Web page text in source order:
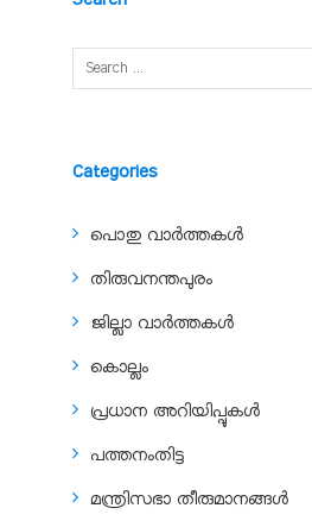
Categories
പൊതു വാർത്തകൾ
തിരുവനന്തപുരം
ജില്ലാ വാർത്തകൾ
കൊല്ലം
പ്രധാന അറിയിപ്പുകൾ
പത്തനംതിട്ട
മന്ത്രിസഭാ തീരുമാനങ്ങൾ